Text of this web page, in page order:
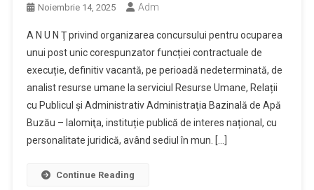
Noiembrie 14, 2025 Adm
A N U N Ţ privind organizarea concursului pentru ocuparea
unui post unic corespunzator funcției contractuale de
execuție, definitiv vacantă, pe perioadă nedeterminată, de
analist resurse umane la serviciul Resurse Umane, Relații
cu Publicul și Administrativ Administraţia Bazinală de Apă
Buzău – Ialomiţa, instituție publică de interes național, cu
personalitate juridică, având sediul în mun. […]
Continue Reading